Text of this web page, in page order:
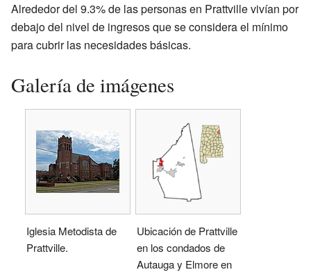
Alrededor del 9.3% de las personas en Prattville vivían por
debajo del nivel de ingresos que se considera el mínimo
para cubrir las necesidades básicas.
Galería de imágenes
Iglesia Metodista de
Prattville.
Ubicación de Prattville
en los condados de
Autauga y Elmore en